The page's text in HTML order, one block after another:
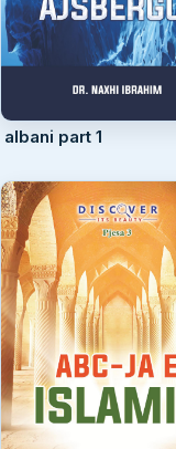
albani part 1